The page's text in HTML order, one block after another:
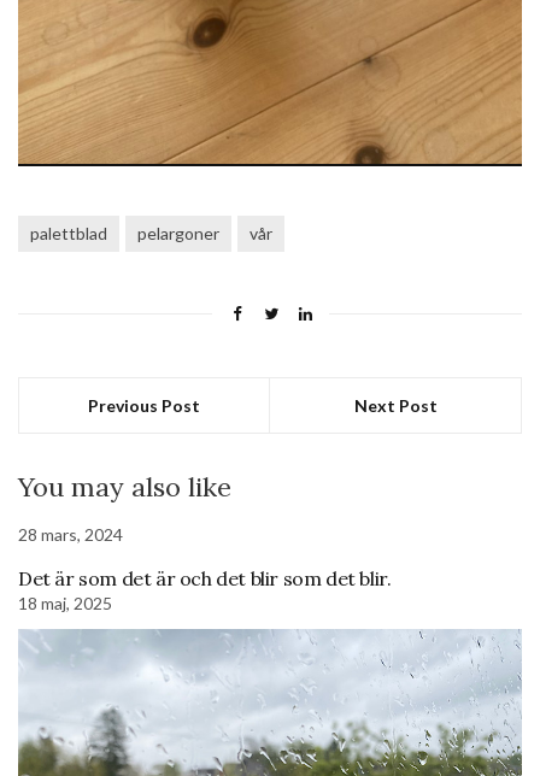
palettblad pelargoner vår
Previous Post Next Post
You may also like
28 mars, 2024
Det är som det är och det blir som det blir.
18 maj, 2025